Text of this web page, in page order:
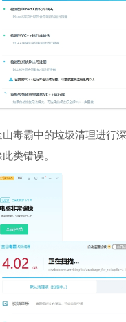
毒霸中的垃圾清理进行
类错误。